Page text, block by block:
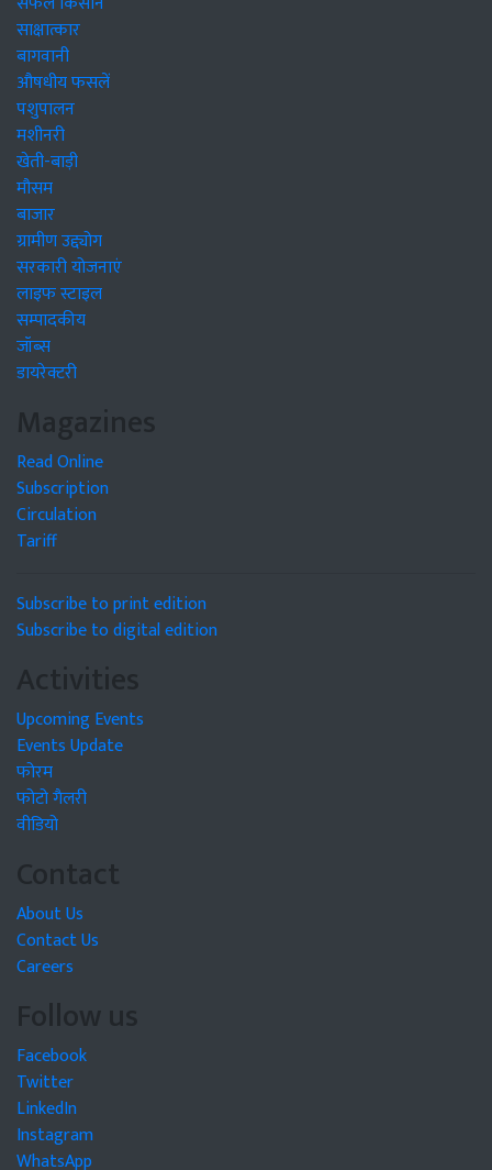
साक्षात्कार
बागवानी
औषधीय फसलें
पशुपालन
मशीनरी
खेती-बाड़ी
मौसम
बाजार
ग्रामीण उद्द्योग
सरकारी योजनाएं
लाइफ स्टाइल
सम्पादकीय
जॉब्स
डायरेक्टरी
Magazines
Read Online
Subscription
Circulation
Tariff
Subscribe to print edition
Subscribe to digital edition
Activities
Upcoming Events
Events Update
फोरम
फोटो गैलरी
वीडियो
Contact
About Us
Contact Us
Careers
Follow us
Facebook
Twitter
LinkedIn
Instagram
WhatsApp